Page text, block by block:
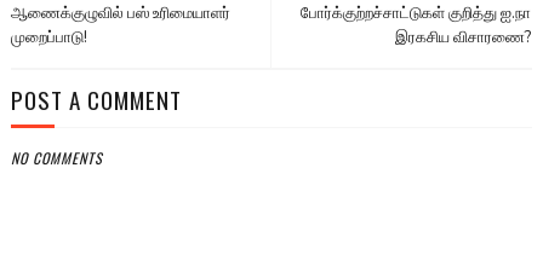
போர்க்குற்றச்சாட்டுகள் குறித்து ஐ.நா
இரகசிய விசாரணை?
ஆணைக்குழுவில் பஸ் உரிமையாளர்
முறைப்பாடு!
POST A COMMENT
NO COMMENTS